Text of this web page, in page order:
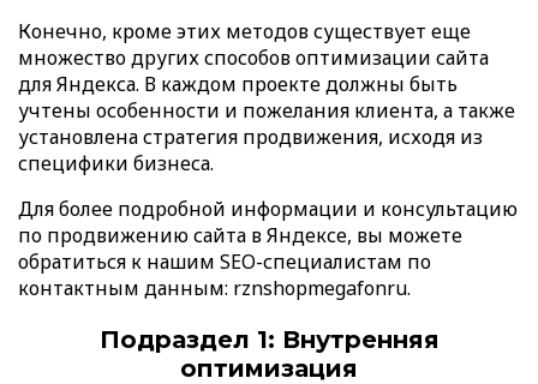
Конечно, кроме этих методов существует еще
множество других способов оптимизации сайта
для Яндекса. В каждом проекте должны быть
учтены особенности и пожелания клиента, а также
установлена стратегия продвижения, исходя из
специфики бизнеса.
Для более подробной информации и консультацию
по продвижению сайта в Яндексе, вы можете
обратиться к нашим SEO-специалистам по
контактным данным: rznshopmegafonru.
Подраздел 1: Внутренняя
оптимизация